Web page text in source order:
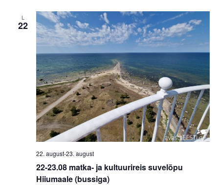
L
22
22-23.08 matka- ja kultuurireis suvelõpu
Hiiumaale (bussiga)
22. august-23. august